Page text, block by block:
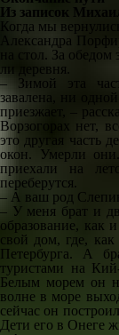
Из записок
Когда мы
Александра
на стол. За
ли деревня.
– Зимой эта
завалена, ни
приезжает, –
Ворзогорах нет,
это другая часть
окон. Умерли
приехали на
переберутся.
– А ваш род
– У меня брат и
образование, как
свой дом, где,
Петербурга. А
туристами на
Белым морем он
волне в море
сейчас он
Дети его в Онеге